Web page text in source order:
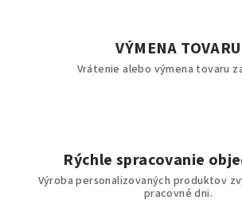
VÝMENA TOVARU
Vrátenie alebo výmena tovaru
Rýchle spracovanie
Výroba personalizovaných produktov
pracovné dni.